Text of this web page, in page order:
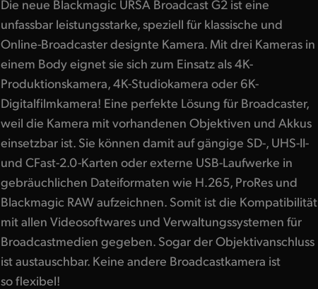
Die neue Blackmagic URSA Broadcast G2 ist eine
unfassbar leistungsstarke, speziell für klassische und
Online-Broadcaster designte Kamera. Mit drei Kameras in
einem Body eignet sie sich zum Einsatz als 4K-
Produktionskamera, 4K-Studiokamera oder 6K-
Digitalfilmkamera! Eine perfekte Lösung für Broadcaster,
weil die Kamera mit vorhandenen Objektiven und Akkus
einsetzbar ist. Sie können damit auf gängige SD-, UHS-II-
und CFast-2.0-Karten oder externe USB-Laufwerke in
gebräuchlichen Dateiformaten wie H.265, ProRes und
Blackmagic RAW aufzeichnen. Somit ist die Kompatibilität
mit allen Videosoftwares und Verwaltungssystemen für
Broadcastmedien gegeben. Sogar der Objektivanschluss
ist austauschbar. Keine andere Broadcastkamera ist
so flexibel!